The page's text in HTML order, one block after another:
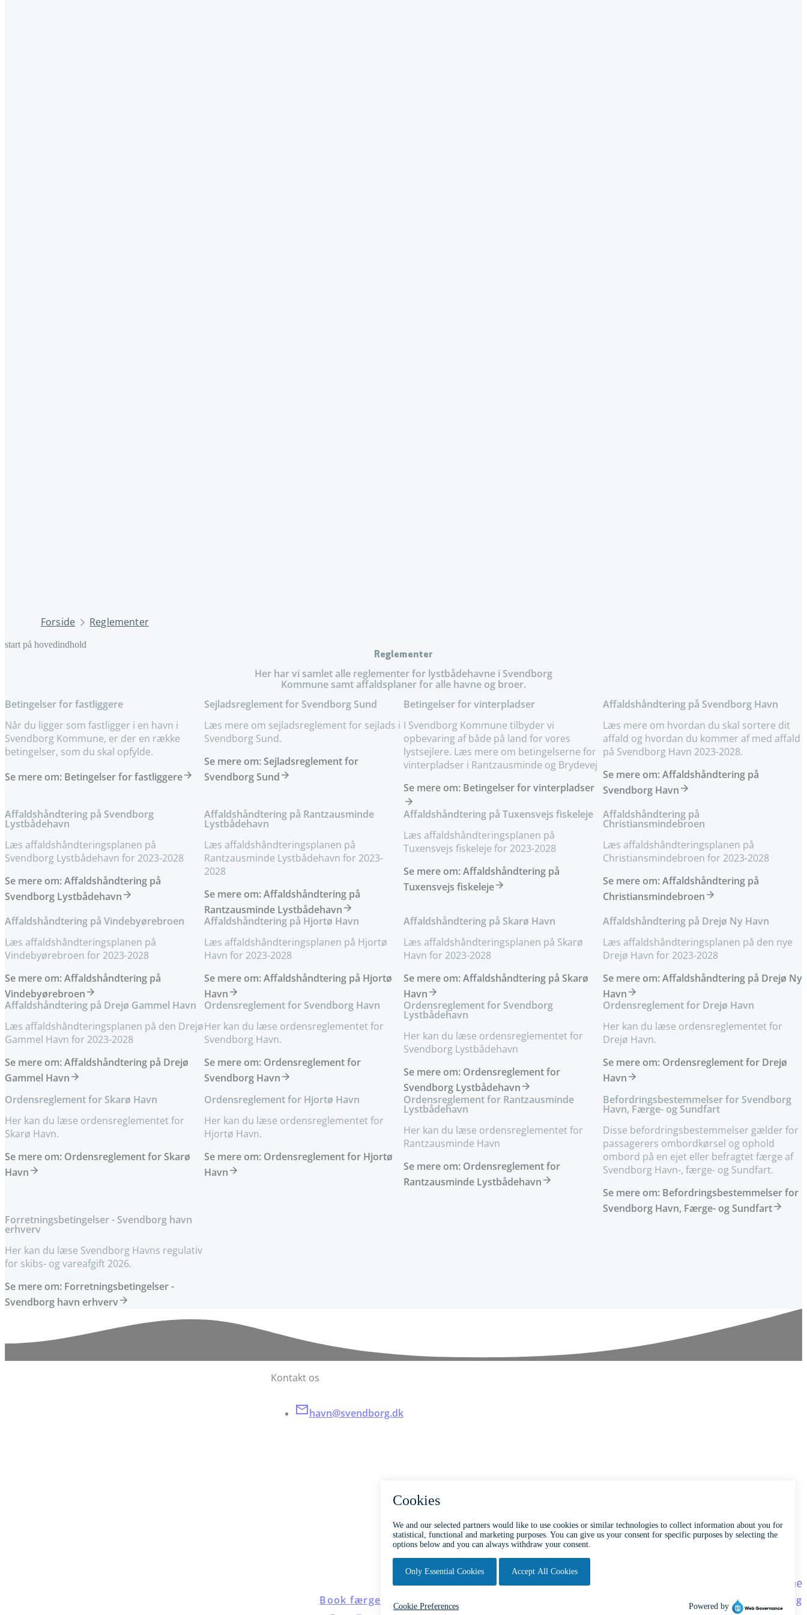
Forside Reglementer
start på hovedindhold
Reglementer
Her har vi samlet alle reglementer for lystbådehavne i Svendborg
Kommune samt affaldsplaner for alle havne og broer.
senest opdateret 25. november 2025
Betingelser for fastliggere
Når du ligger som fastligger i en havn i
Svendborg Kommune, er der en række
betingelser, som du skal opfylde.
Se mere om: Betingelser for fastliggere
Sejladsreglement for Svendborg Sund
Læs mere om sejladsreglement for sejlads i
Svendborg Sund.
Se mere om: Sejladsreglement for
Svendborg Sund
Betingelser for vinterpladser
I Svendborg Kommune tilbyder vi
opbevaring af både på land for vores
lystsejlere. Læs mere om betingelserne for
vinterpladser i Rantzausminde og Brydevej
Se mere om: Betingelser for vinterpladser
Affaldshåndtering på Svendborg Havn
Læs mere om hvordan du skal sortere dit
affald og hvordan du kommer af med affald
på Svendborg Havn 2023-2028.
Se mere om: Affaldshåndtering på
Svendborg Havn
Affaldshåndtering på Svendborg
Lystbådehavn
Læs affaldshåndteringsplanen på
Svendborg Lystbådehavn for 2023-2028
Se mere om: Affaldshåndtering på
Svendborg Lystbådehavn
Affaldshåndtering på Rantzausminde
Lystbådehavn
Læs affaldshåndteringsplanen på
Rantzausminde Lystbådehavn for 2023-
2028
Se mere om: Affaldshåndtering på
Rantzausminde Lystbådehavn
Affaldshåndtering på Tuxensvejs fiskeleje
Læs affaldshåndteringsplanen på
Tuxensvejs fiskeleje for 2023-2028
Se mere om: Affaldshåndtering på
Tuxensvejs fiskeleje
Affaldshåndtering på
Christiansmindebroen
Læs affaldshåndteringsplanen på
Christiansmindebroen for 2023-2028
Se mere om: Affaldshåndtering på
Christiansmindebroen
Affaldshåndtering på Vindebyørebroen
Læs affaldshåndteringsplanen på
Vindebyørebroen for 2023-2028
Se mere om: Affaldshåndtering på
Vindebyørebroen
Affaldshåndtering på Hjortø Havn
Læs affaldshåndteringsplanen på Hjortø
Havn for 2023-2028
Se mere om: Affaldshåndtering på Hjortø
Havn
Affaldshåndtering på Skarø Havn
Læs affaldshåndteringsplanen på Skarø
Havn for 2023-2028
Se mere om: Affaldshåndtering på Skarø
Havn
Affaldshåndtering på Drejø Ny Havn
Læs affaldshåndteringsplanen på den nye
Drejø Havn for 2023-2028
Se mere om: Affaldshåndtering på Drejø Ny
Havn
Affaldshåndtering på Drejø Gammel Havn
Læs affaldshåndteringsplanen på den Drejø
Gammel Havn for 2023-2028
Se mere om: Affaldshåndtering på Drejø
Gammel Havn
Ordensreglement for Svendborg Havn
Her kan du læse ordensreglementet for
Svendborg Havn.
Se mere om: Ordensreglement for
Svendborg Havn
Ordensreglement for Svendborg
Lystbådehavn
Her kan du læse ordensreglementet for
Svendborg Lystbådehavn
Se mere om: Ordensreglement for
Svendborg Lystbådehavn
Ordensreglement for Drejø Havn
Her kan du læse ordensreglementet for
Drejø Havn.
Se mere om: Ordensreglement for Drejø
Havn
Ordensreglement for Skarø Havn
Her kan du læse ordensreglementet for
Skarø Havn.
Se mere om: Ordensreglement for Skarø
Havn
Ordensreglement for Hjortø Havn
Her kan du læse ordensreglementet for
Hjortø Havn.
Se mere om: Ordensreglement for Hjortø
Havn
Ordensreglement for Rantzausminde
Lystbådehavn
Her kan du læse ordensreglementet for
Rantzausminde Havn
Se mere om: Ordensreglement for
Rantzausminde Lystbådehavn
Befordringsbestemmelser for Svendborg
Havn, Færge- og Sundfart
Disse befordringsbestemmelser gælder for
passagerers ombordkørsel og ophold
ombord på en ejet eller befragtet færge af
Svendborg Havn-, færge- og Sundfart.
Se mere om: Befordringsbestemmelser for
Svendborg Havn, Færge- og Sundfart
Forretningsbetingelser - Svendborg havn
erhverv
Her kan du læse Svendborg Havns regulativ
for skibs- og vareafgift 2026.
Se mere om: Forretningsbetingelser -
Svendborg havn erhverv
Kontakt os
havn@svendborg.dk
svendborghavn.dk
Jessens Mole 6
CVR. 29189730
Book færgebilletOpskrivning til bådplads Webtilgængelighedserklæring